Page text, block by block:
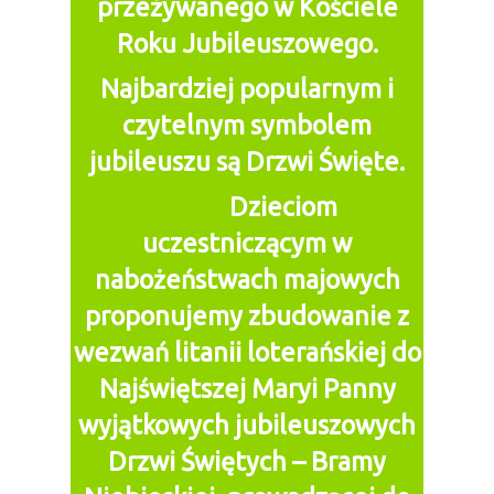
przeżywanegow Kościele
Roku Jubileuszowego.
Najbardziej popularnym i
czytelnym symbolem
jubileuszu są Drzwi Święte.
Dzieciom
uczestniczącymw
nabożeństwach majowych
proponujemy zbudowanie z
wezwań litanii loterańskiej do
Najświętszej Maryi Panny
wyjątkowych jubileuszowych
Drzwi Świętych – Bramy